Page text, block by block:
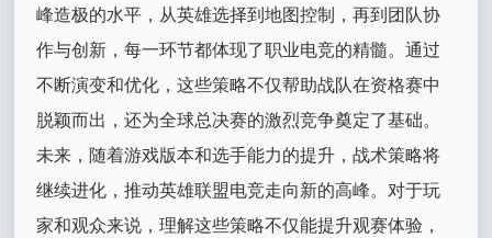
峰造极的水平，从英雄选择到地图控制，再到团队协
作与创新，每一环节都体现了职业电竞的精髓。通过
不断演变和优化，这些策略不仅帮助战队在资格赛中
脱颖而出，还为全球总决赛的激烈竞争奠定了基础。
未来，随着游戏版本和选手能力的提升，战术策略将
继续进化，推动英雄联盟电竞走向新的高峰。对于玩
家和观众来说，理解这些策略不仅能提升观赛体验，